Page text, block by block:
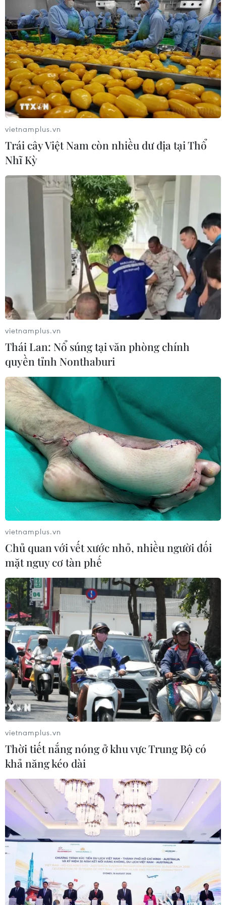
vietnamplus.vn
Trái cây Việt Nam còn nhiều dư địa tại Thổ
Nhĩ Kỳ
vietnamplus.vn
Thái Lan: Nổ súng tại văn phòng chính
quyền tỉnh Nonthaburi
vietnamplus.vn
Chủ quan với vết xước nhỏ, nhiều người đối
mặt nguy cơ tàn phế
vietnamplus.vn
Thời tiết nắng nóng ở khu vực Trung Bộ có
khả năng kéo dài